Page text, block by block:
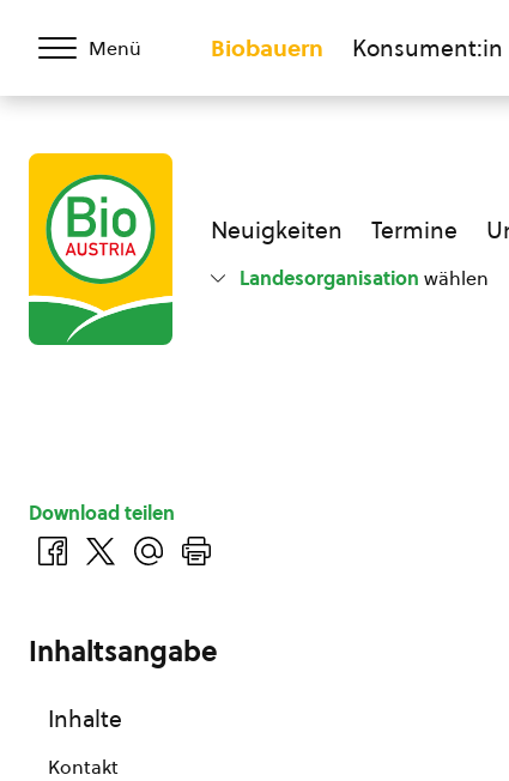
Menü Biobauern Konsument:in
Neuigkeiten Termine
Landesorganisation wählen
Download teilen
Inhaltsangabe
Inhalte
Kontakt